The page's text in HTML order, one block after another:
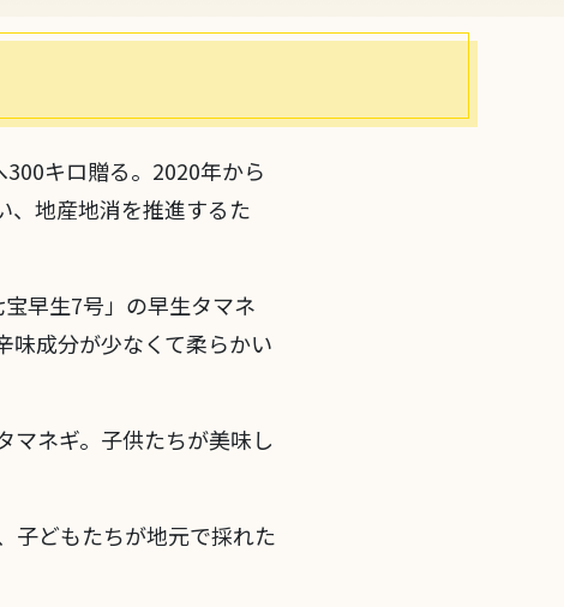
キロ贈る。2020年から
、地産地消を推進するた
早生7号」の早生タマネ
味成分が少なくて柔らかい
マネギ。子供たちが美味し
子どもたちが地元で採れた